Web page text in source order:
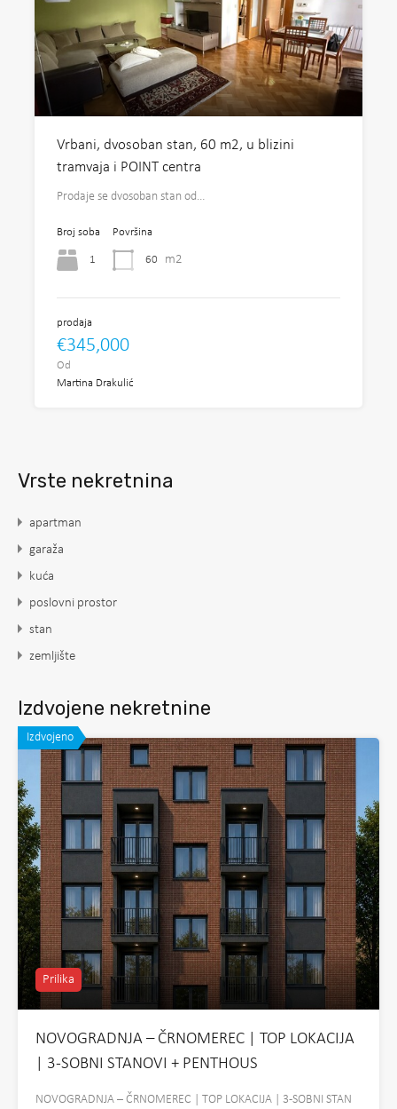
Vrbani, dvosoban stan, 60 m2, u blizini
tramvaja i POINT centra
Prodaje se dvosoban stan od…
Broj soba
1
Površina
60 m2
prodaja
€345,000
Od
Martina Drakulić
Vrste nekretnina
apartman
garaža
kuća
poslovni prostor
stan
zemljište
Izdvojene nekretnine
Izdvojeno
Prilika
NOVOGRADNJA – ČRNOMEREC | TOP LOKACIJA
| 3-SOBNI STANOVI + PENTHOUS
NOVOGRADNJA – ČRNOMEREC | TOP LOKACIJA | 3-SOBNI STAN